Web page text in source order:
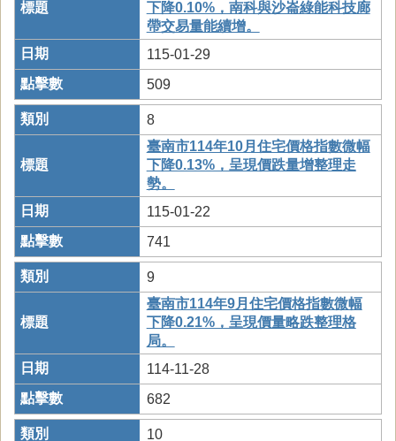
下降0.10%，南科與沙崙綠能科技廊
帶交易量能續增。
115-01-29
509
8
臺南市114年10月住宅價格指數微幅
下降0.13%，呈現價跌量增整理走
勢。
115-01-22
741
9
臺南市114年9月住宅價格指數微幅
下降0.21%，呈現價量略跌整理格
局。
114-11-28
682
10